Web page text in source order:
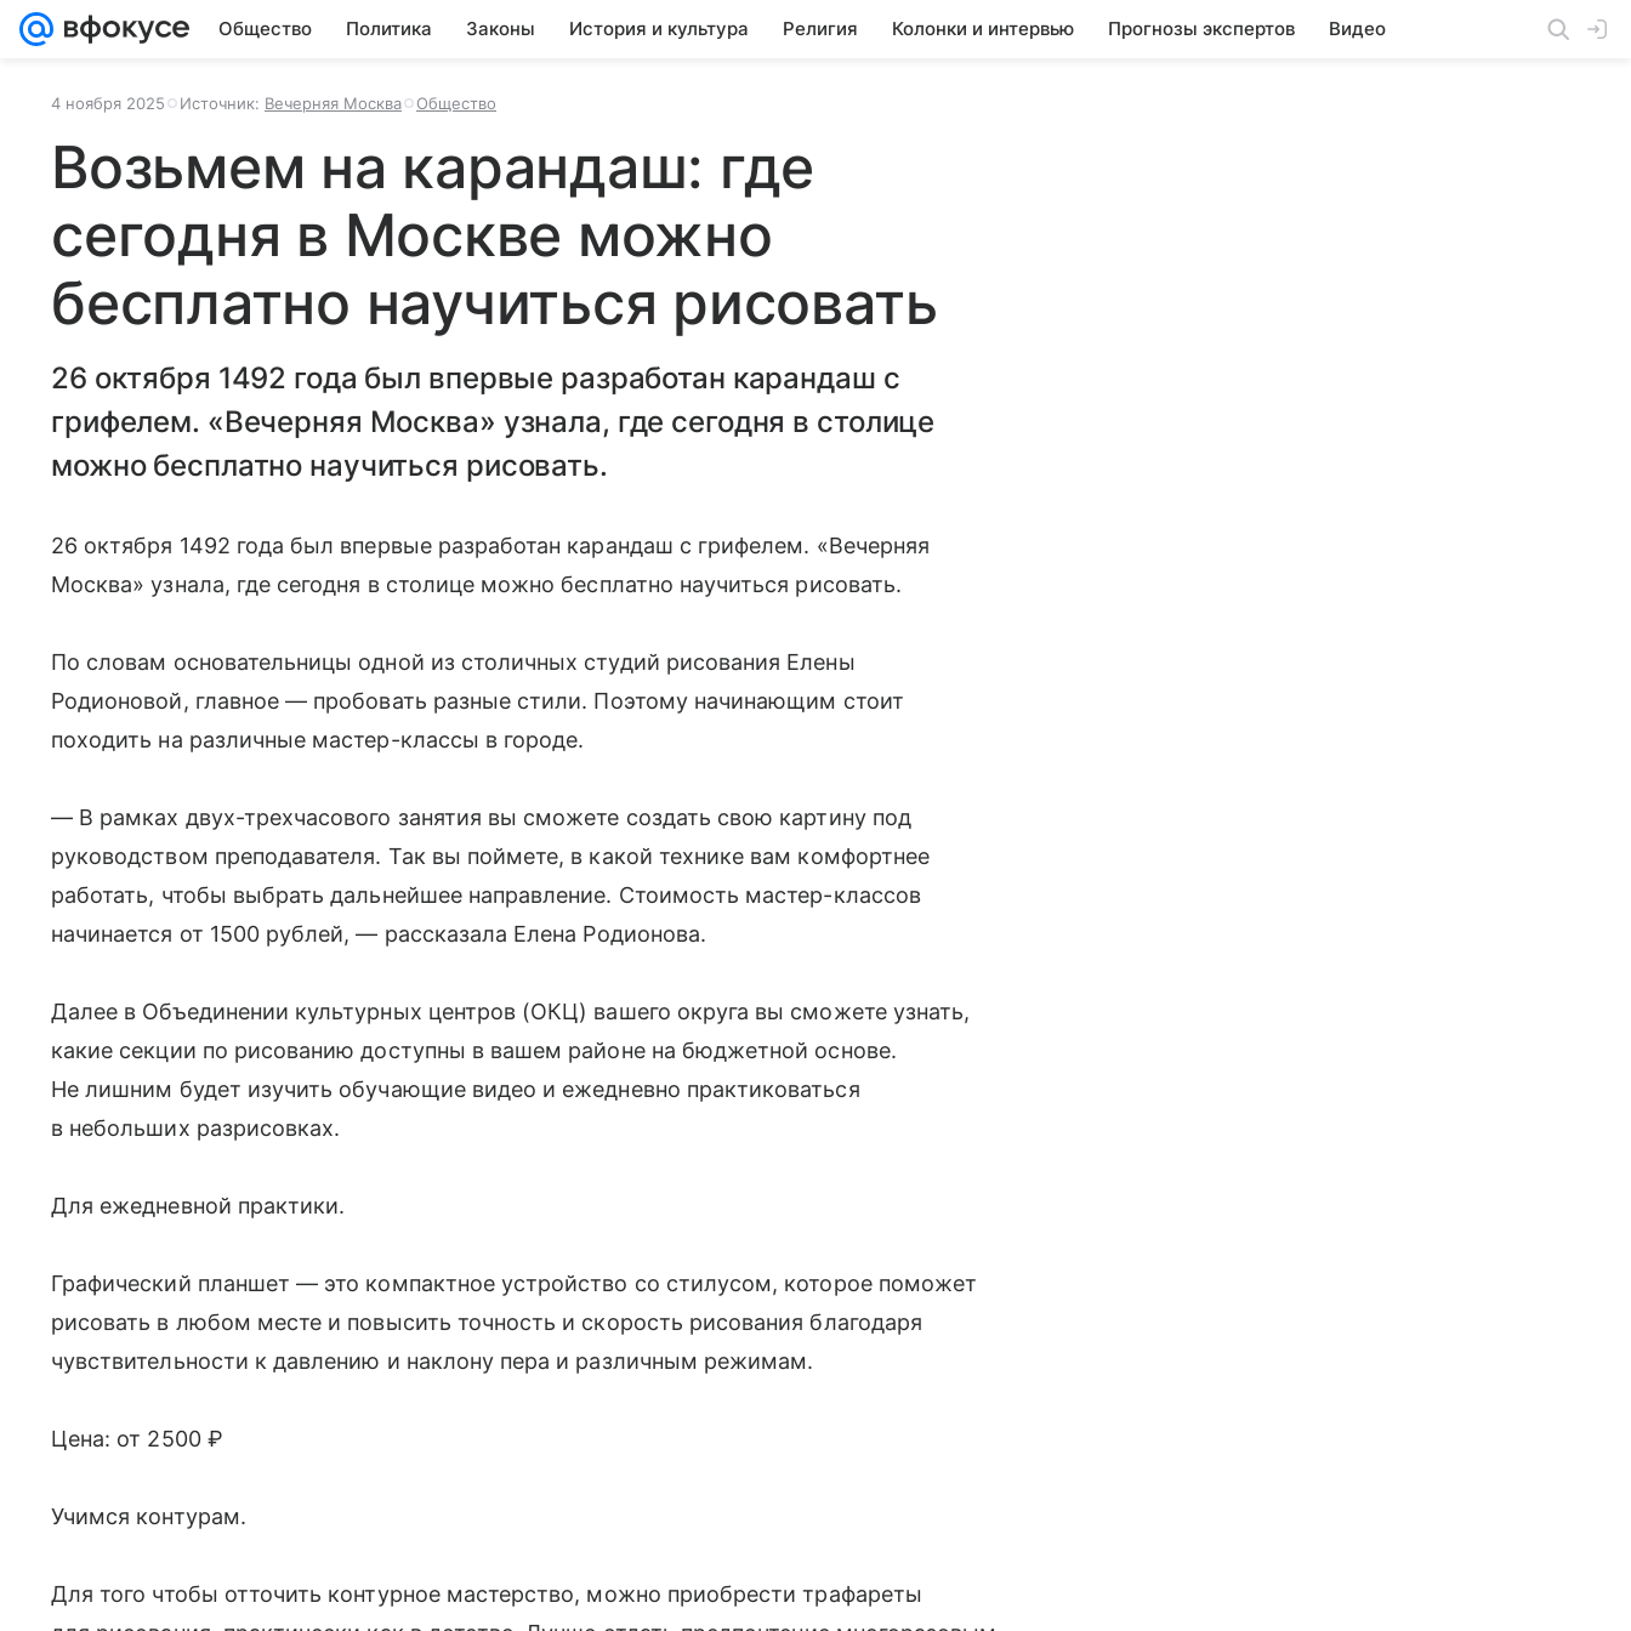
Общество Политика Законы История и культура Религия Колонки и интервью Прогнозы экспертов Видео
4 ноября 2025 Источник: Вечерняя Москва Общество
Возьмем на карандаш: где
сегодня в Москве можно
бесплатно научиться рисовать
26 октября 1492 года был впервые разработан карандаш с
грифелем. «Вечерняя Москва» узнала, где сегодня в столице
можно бесплатно научиться рисовать.
26 октября 1492 года был впервые разработан карандаш с грифелем. «Вечерняя
Москва» узнала, где сегодня в столице можно бесплатно научиться рисовать.
По словам основательницы одной из столичных студий рисования Елены
Родионовой, главное — пробовать разные стили. Поэтому начинающим стоит
походить на различные мастер-классы в городе.
— В рамках двух-трехчасового занятия вы сможете создать свою картину под
руководством преподавателя. Так вы поймете, в какой технике вам комфортнее
работать, чтобы выбрать дальнейшее направление. Стоимость мастер-классов
начинается от 1500 рублей, — рассказала Елена Родионова.
Далее в Объединении культурных центров (ОКЦ) вашего округа вы сможете узнать,
какие секции по рисованию доступны в вашем районе на бюджетной основе.
Не лишним будет изучить обучающие видео и ежедневно практиковаться
в небольших разрисовках.
Для ежедневной практики.
Графический планшет — это компактное устройство со стилусом, которое поможет
рисовать в любом месте и повысить точность и скорость рисования благодаря
чувствительности к давлению и наклону пера и различным режимам.
Цена: от 2500 ₽
Учимся контурам.
Для того чтобы отточить контурное мастерство, можно приобрести трафареты